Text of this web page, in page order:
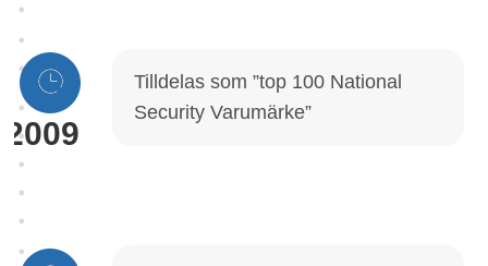
2009
Tilldelas som ”top 100 National
Security Varumärke”